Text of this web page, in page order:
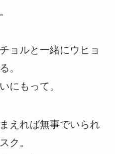
ョルと一緒にウヒョ
。
にもって。
えれば無事でいられ
ク。